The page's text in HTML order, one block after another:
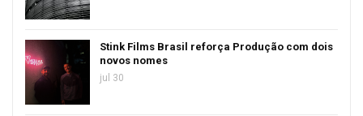
Stink Films Brasil reforça Produção com dois
novos nomes
jul 30